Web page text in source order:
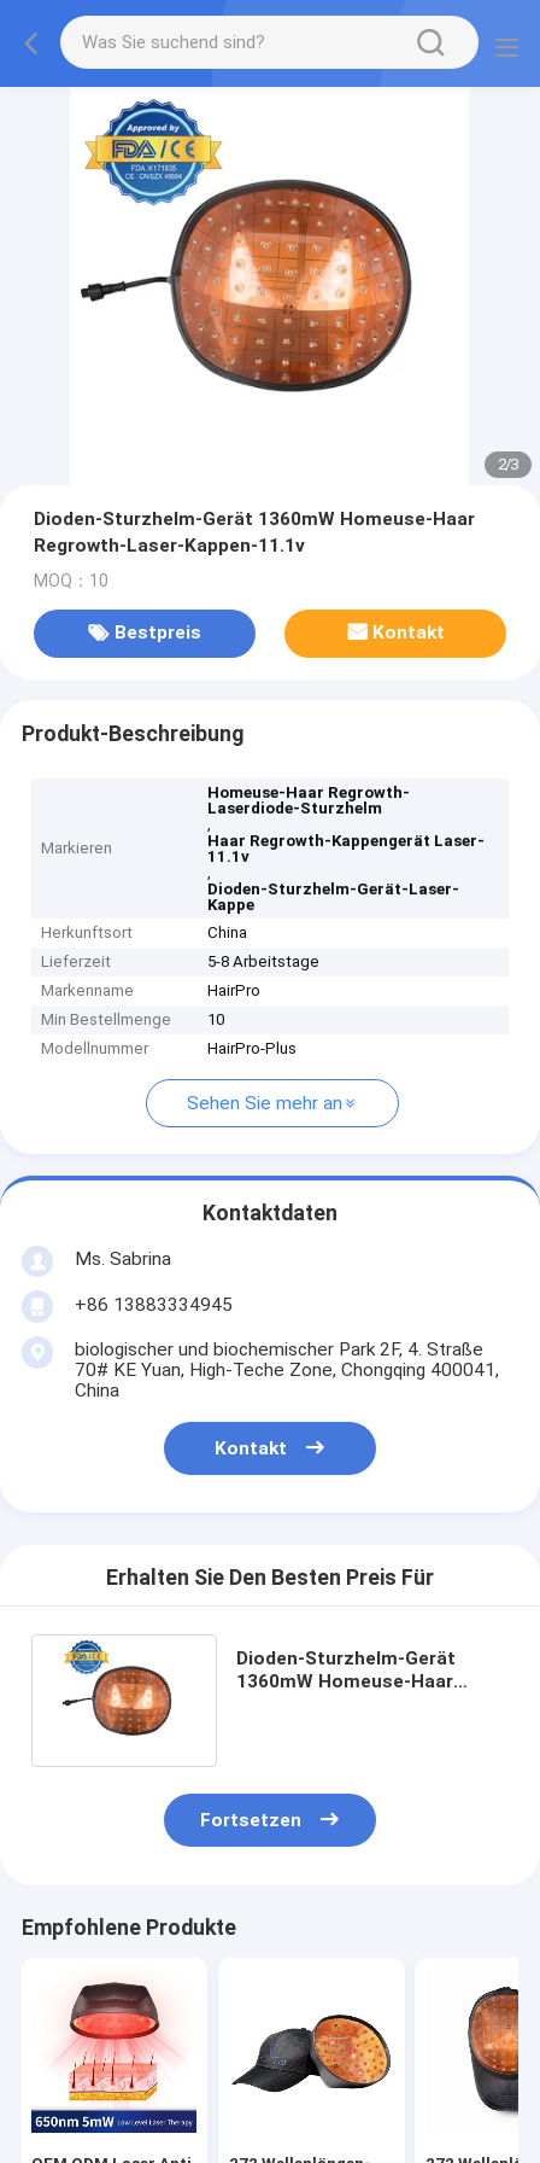
2/3
Dioden-Sturzhelm-Gerät 1360mW Homeuse-Haar
Regrowth-Laser-Kappen-11.1v
MOQ：10
Bestpreis Kontakt
Produkt-Beschreibung
Markieren
Homeuse-Haar Regrowth-
Laserdiode-Sturzhelm
,
Haar Regrowth-Kappengerät Laser-
11.1v
,
Dioden-Sturzhelm-Gerät-Laser-
Kappe
Herkunftsort
China
Lieferzeit
5-8 Arbeitstage
Markenname
HairPro
Min Bestellmenge
10
Modellnummer
HairPro-Plus
Sehen Sie mehr an
Kontaktdaten
Ms. Sabrina
+86 13883334945
biologischer und biochemischer Park 2F, 4. Straße
70# KE Yuan, High-Teche Zone, Chongqing 400041,
China
Kontakt
Erhalten Sie Den Besten Preis Für
Dioden-Sturzhelm-Gerät
1360mW Homeuse-Haar
Fortsetzen
Empfohlene Produkte